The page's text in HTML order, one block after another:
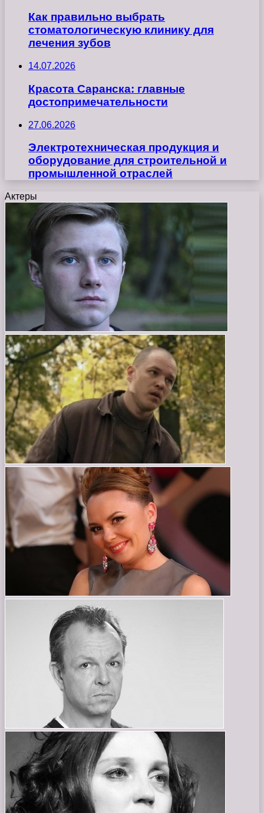
Как правильно выбрать
стоматологическую клинику для
лечения зубов
14.07.2026
Красота Саранска: главные
достопримечательности
27.06.2026
Электротехническая продукция и
оборудование для строительной и
промышленной отраслей
Актеры